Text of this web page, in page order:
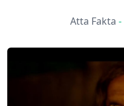
Atta Fakta -